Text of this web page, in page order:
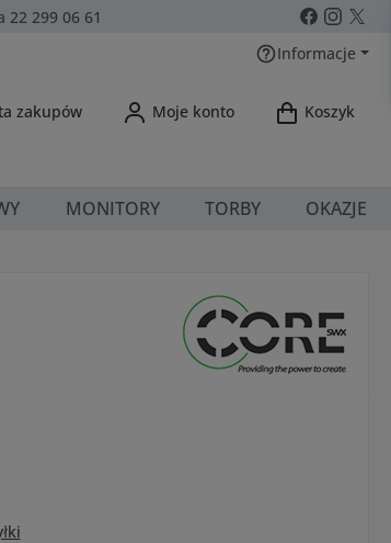
22 299 06 61
Informacje
zakupówMasz 0 przedmioty na liście życzeń
Moje konto Koszyk
MONITORY TORBY OKAZJE